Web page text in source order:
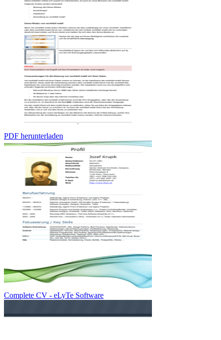
PDF herunterladen
Complete CV - eLyTe Software